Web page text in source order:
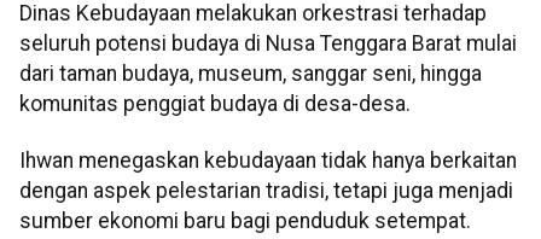
Dinas Kebudayaan melakukan orkestrasi terhadap
seluruh potensi budaya di Nusa Tenggara Barat mulai
dari taman budaya, museum, sanggar seni, hingga
komunitas penggiat budaya di desa-desa.
Ihwan menegaskan kebudayaan tidak hanya berkaitan
dengan aspek pelestarian tradisi, tetapi juga menjadi
sumber ekonomi baru bagi penduduk setempat.